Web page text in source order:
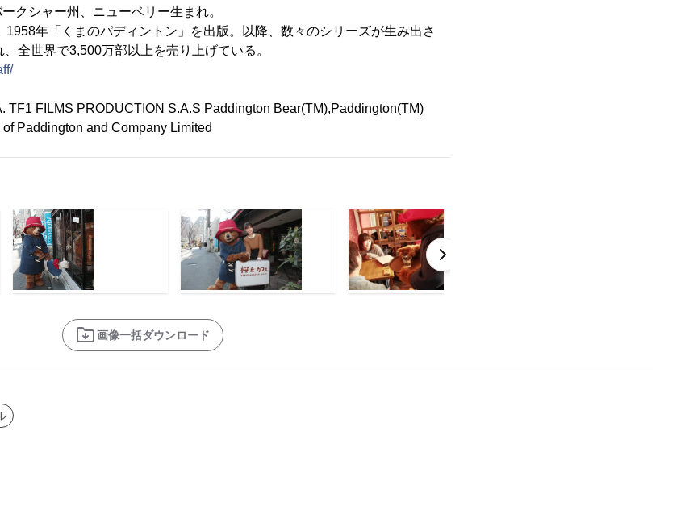
クシャー州、ニューベリー生まれ。
1958年「くまのパディントン」を出版。以降、数々のシリーズが生み出さ
全世界で3,500万部以上を売り上げている。
TF1 FILMS PRODUCTION S.A.S Paddington Bear(TM),Paddington(TM)
Paddington and Company Limited
画像一括ダウンロード